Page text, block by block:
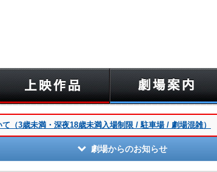
（3歳未満・深夜18歳未満入場制限 / 駐車場 / 劇場混雑）
劇場からのお知らせ